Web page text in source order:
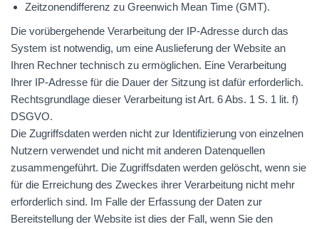
Zeitzonendifferenz zu Greenwich Mean Time (GMT).
Die vorübergehende Verarbeitung der IP-Adresse durch das
System ist notwendig, um eine Auslieferung der Website an
Ihren Rechner technisch zu ermöglichen. Eine Verarbeitung
Ihrer IP-Adresse für die Dauer der Sitzung ist dafür erforderlich.
Rechtsgrundlage dieser Verarbeitung ist Art. 6 Abs. 1 S. 1 lit. f)
DSGVO.
Die Zugriffsdaten werden nicht zur Identifizierung von einzelnen
Nutzern verwendet und nicht mit anderen Datenquellen
zusammengeführt. Die Zugriffsdaten werden gelöscht, wenn sie
für die Erreichung des Zweckes ihrer Verarbeitung nicht mehr
erforderlich sind. Im Falle der Erfassung der Daten zur
Bereitstellung der Website ist dies der Fall, wenn Sie den